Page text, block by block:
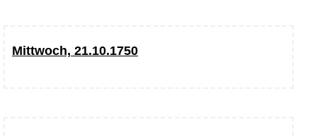
Mittwoch, 21.10.1750